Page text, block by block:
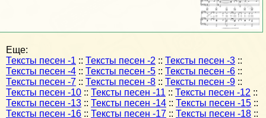
Еще:
Тексты песен -1 :: Тексты песен -2 :: Тексты песен -3 ::
Тексты песен -4 :: Тексты песен -5 :: Тексты песен -6 ::
Тексты песен -7 :: Тексты песен -8 :: Тексты песен -9 ::
Тексты песен -10 :: Тексты песен -11 :: Тексты песен -12 ::
Тексты песен -13 :: Тексты песен -14 :: Тексты песен -15 ::
Тексты песен -16 :: Тексты песен -17 :: Тексты песен -18 ::